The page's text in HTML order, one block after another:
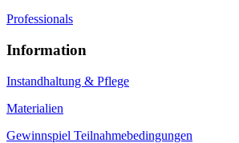
Professionals
Information
Instandhaltung & Pflege
Materialien
Gewinnspiel Teilnahmebedingungen